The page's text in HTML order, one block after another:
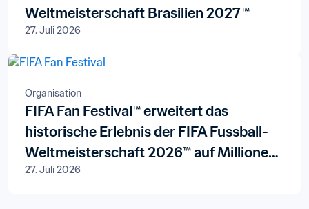
Weltmeisterschaft Brasilien 2027™
27. Juli 2026
Organisation
FIFA Fan Festival™ erweitert das
historische Erlebnis der FIFA Fussball-
Weltmeisterschaft 2026™ auf Millionen
von Fans – mit Feierlichkeiten in
27. Juli 2026